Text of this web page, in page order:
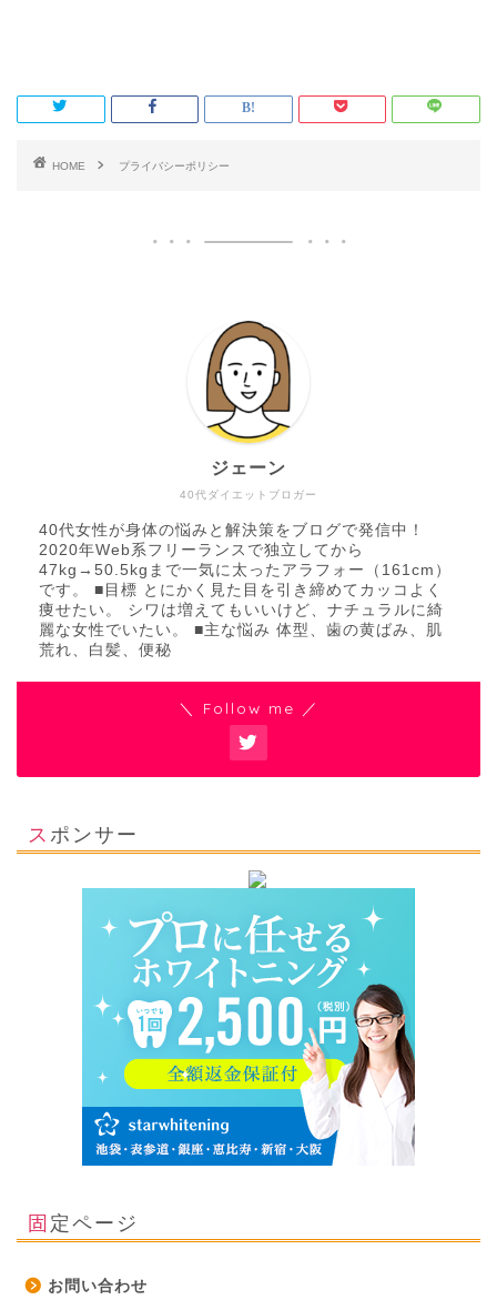
HOME プライバシーポリシー
40代ダイエットブロガー
ジェーン
40代女性が身体の悩みと解決策をブログで発信中！
2020年Web系フリーランスで独立してから
47kg→50.5kgまで一気に太ったアラフォー（161cm）
です。 ■目標 とにかく見た目を引き締めてカッコよく
痩せたい。 シワは増えてもいいけど、ナチュラルに綺
麗な女性でいたい。 ■主な悩み 体型、歯の黄ばみ、肌
荒れ、白髪、便秘
＼ Follow me ／
スポンサー
固定ページ
お問い合わせ